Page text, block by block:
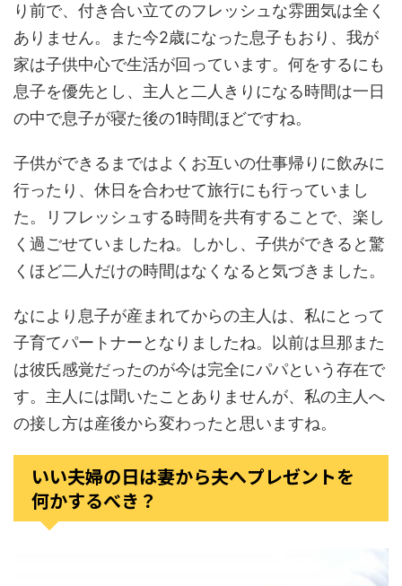
り前で、付き合い立てのフレッシュな雰囲気は全く
ありません。また今2歳になった息子もおり、我が
家は子供中心で生活が回っています。何をするにも
息子を優先とし、主人と二人きりになる時間は一日
の中で息子が寝た後の1時間ほどですね。
子供ができるまではよくお互いの仕事帰りに飲みに
行ったり、休日を合わせて旅行にも行っていまし
た。リフレッシュする時間を共有することで、楽し
く過ごせていましたね。しかし、子供ができると驚
くほど二人だけの時間はなくなると気づきました。
なにより息子が産まれてからの主人は、私にとって
子育てパートナーとなりましたね。以前は旦那また
は彼氏感覚だったのが今は完全にパパという存在で
す。主人には聞いたことありませんが、私の主人へ
の接し方は産後から変わったと思いますね。
いい夫婦の日は妻から夫へプレゼントを
何かするべき？